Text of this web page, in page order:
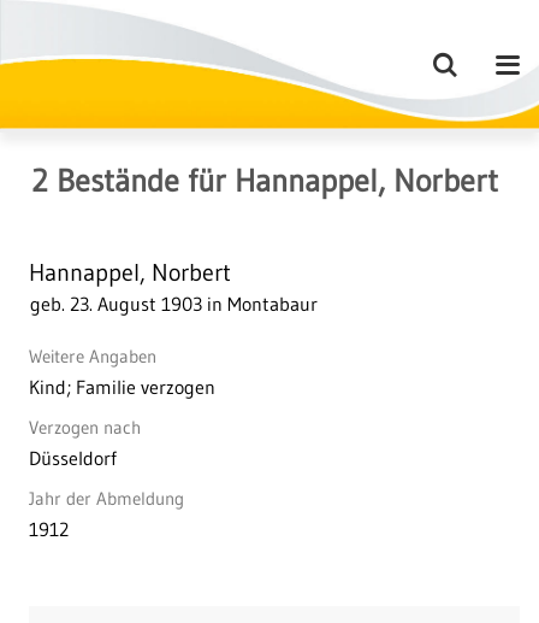
2 Bestände für Hannappel, Norbert
Hannappel, Norbert
geb. 23. August 1903 in Montabaur
Weitere Angaben
Kind; Familie verzogen
Verzogen nach
Düsseldorf
Jahr der Abmeldung
1912